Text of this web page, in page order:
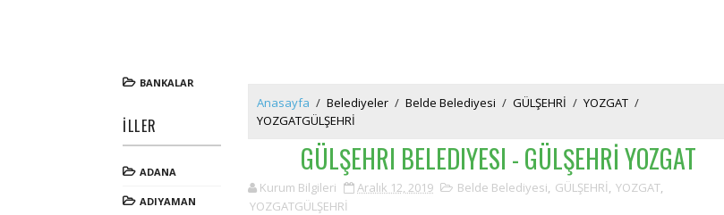
BANKALAR
İLLER
ADANA
ADIYAMAN
Anasayfa / Belediyeler / Belde Belediyesi / GÜLŞEHRİ / YOZGAT /
YOZGATGÜLŞEHRİ
GÜLŞEHRI BELEDIYESI - GÜLŞEHRİ YOZGAT
Kurum Bilgileri Aralık 12, 2019 Belde Belediyesi, GÜLŞEHRİ, YOZGAT,
YOZGATGÜLŞEHRİ